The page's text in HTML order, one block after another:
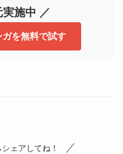
実施中 ／
を無料で試す
ェアしてね！